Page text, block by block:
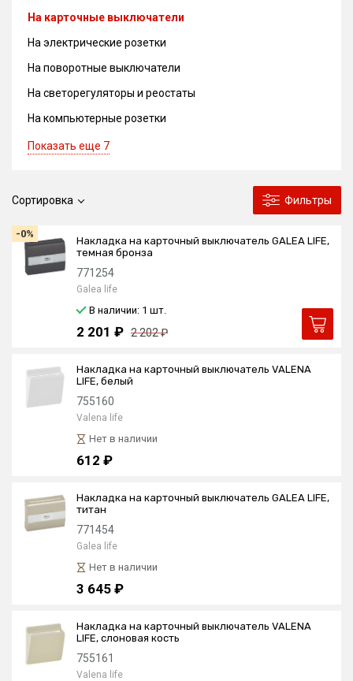
Сортировка Фильтры
-0%
Накладка на карточный выключатель GALEA LIFE,
темная бронза
771254
Galea life
В наличии: 1 шт.
2 201 ₽ 2 202 ₽
Накладка на карточный выключатель VALENA
LIFE, белый
755160
Valena life
Нет в наличии
612 ₽
Накладка на карточный выключатель GALEA LIFE,
титан
771454
Galea life
Нет в наличии
3 645 ₽
Накладка на карточный выключатель VALENA
LIFE, слоновая кость
755161
Valena life
На карточные выключатели
На электрические розетки
На поворотные выключатели
На светорегуляторы и реостаты
На компьютерные розетки
Показать еще 7